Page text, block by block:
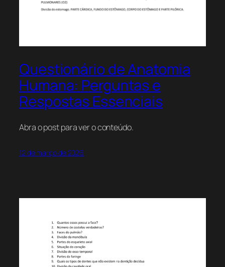
Questionário de Anatomia
Humana: Perguntas e
Respostas Essenciais
Abra o post para ver o conteúdo.
12 de março de 2026